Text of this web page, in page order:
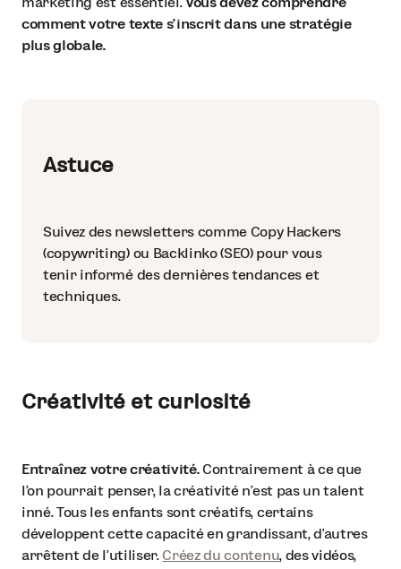
comment votre texte s’inscrit dans une stratégie
plus globale.
Astuce
Suivez des newsletters comme Copy Hackers
(copywriting) ou Backlinko (SEO) pour vous
tenir informé des dernières tendances et
techniques.
Créativité et curiosité
Entraînez votre créativité.Contrairement à ce que
l’on pourrait penser, la créativité n’est pas un talent
inné. Tous les enfants sont créatifs, certains
développent cette capacité en grandissant, d’autres
arrêtent de l’utiliser. Créez du contenu, des vidéos,